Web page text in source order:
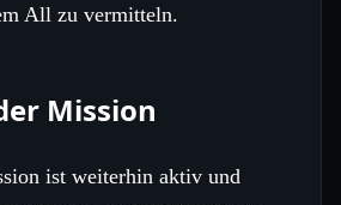
All zu vermitteln.
Mission
ist weiterhin aktiv und